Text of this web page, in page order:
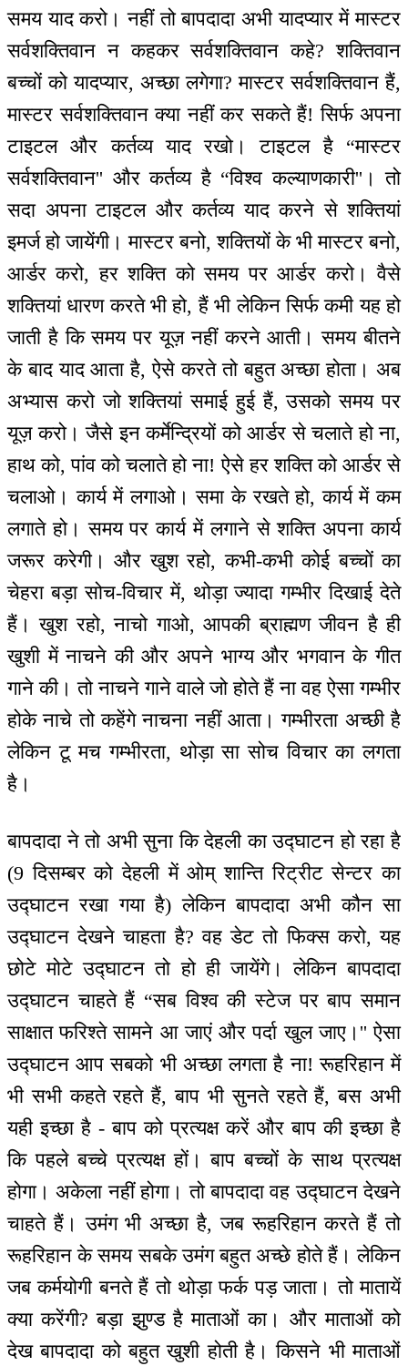
समय याद करो। नहीं तो बापदादा अभी यादप्यार में मास्टर
सर्वशक्तिवान न कहकर सर्वशक्तिवान कहे? शक्तिवान
बच्चों को यादप्यार, अच्छा लगेगा? मास्टर सर्वशक्तिवान हैं,
मास्टर सर्वशक्तिवान क्या नहीं कर सकते हैं! सिर्फ अपना
टाइटल और कर्तव्य याद रखो। टाइटल है “मास्टर
सर्वशक्तिवान'' और कर्तव्य है “विश्व कल्याणकारी''। तो
सदा अपना टाइटल और कर्तव्य याद करने से शक्तियां
इमर्ज हो जायेंगी। मास्टर बनो, शक्तियों के भी मास्टर बनो,
आर्डर करो, हर शक्ति को समय पर आर्डर करो। वैसे
शक्तियां धारण करते भी हो, हैं भी लेकिन सिर्फ कमी यह हो
जाती है कि समय पर यूज़ नहीं करने आती। समय बीतने
के बाद याद आता है, ऐसे करते तो बहुत अच्छा होता। अब
अभ्यास करो जो शक्तियां समाई हुई हैं, उसको समय पर
यूज़ करो। जैसे इन कर्मेन्द्रियों को आर्डर से चलाते हो ना,
हाथ को, पांव को चलाते हो ना! ऐसे हर शक्ति को आर्डर से
चलाओ। कार्य में लगाओ। समा के रखते हो, कार्य में कम
लगाते हो। समय पर कार्य में लगाने से शक्ति अपना कार्य
जरूर करेगी। और खुश रहो, कभी-कभी कोई बच्चों का
चेहरा बड़ा सोच-विचार में, थोड़ा ज्यादा गम्भीर दिखाई देते
हैं। खुश रहो, नाचो गाओ, आपकी ब्राह्मण जीवन है ही
खुशी में नाचने की और अपने भाग्य और भगवान के गीत
गाने की। तो नाचने गाने वाले जो होते हैं ना वह ऐसा गम्भीर
होके नाचे तो कहेंगे नाचना नहीं आता। गम्भीरता अच्छी है
लेकिन टू मच गम्भीरता, थोड़ा सा सोच विचार का लगता
है।
बापदादा ने तो अभी सुना कि देहली का उद्घाटन हो रहा है
(9 दिसम्बर को देहली में ओम् शान्ति रिट्रीट सेन्टर का
उद्घाटन रखा गया है) लेकिन बापदादा अभी कौन सा
उद्घाटन देखने चाहता है? वह डेट तो फिक्स करो, यह
छोटे मोटे उद्घाटन तो हो ही जायेंगे। लेकिन बापदादा
उद्घाटन चाहते हैं “सब विश्व की स्टेज पर बाप समान
साक्षात फरिश्ते सामने आ जाएं और पर्दा खुल जाए।'' ऐसा
उद्घाटन आप सबको भी अच्छा लगता है ना! रूहरिहान में
भी सभी कहते रहते हैं, बाप भी सुनते रहते हैं, बस अभी
यही इच्छा है - बाप को प्रत्यक्ष करें और बाप की इच्छा है
कि पहले बच्चे प्रत्यक्ष हों। बाप बच्चों के साथ प्रत्यक्ष
होगा। अकेला नहीं होगा। तो बापदादा वह उद्घाटन देखने
चाहते हैं। उमंग भी अच्छा है, जब रूहरिहान करते हैं तो
रूहरिहान के समय सबके उमंग बहुत अच्छे होते हैं। लेकिन
जब कर्मयोगी बनते हैं तो थोड़ा फर्क पड़ जाता। तो मातायें
क्या करेंगी? बड़ा झुण्ड है माताओं का। और माताओं को
देख बापदादा को बहुत खुशी होती है। किसने भी माताओं